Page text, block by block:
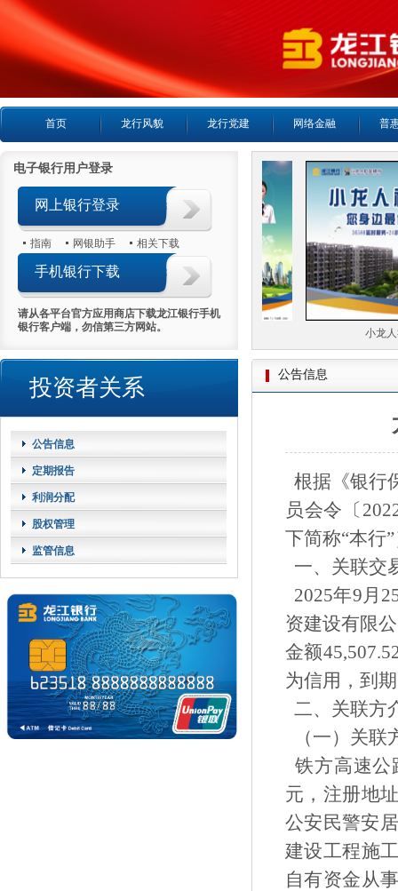
首页 龙行风貌 龙行党建 网络金融 普
电子银行用户登录
网上银行登录
指南 网银助手 相关下载
手机银行下载
请从各平台官方应用商店下载龙江银行手机
银行客户端，勿信第三方网站。
投资者关系
公告信息
定期报告
利润分配
股权管理
监管信息
24小时客服热线 小龙人
公告信息
根据《银行
员会令〔
下简称“本行
一、关联交
2025年9月
资建设有限
金额
为信用，到
二、关联方
（一）关联
铁方高速公
元，注册地
公安民警安
建设工程施
自有资金从